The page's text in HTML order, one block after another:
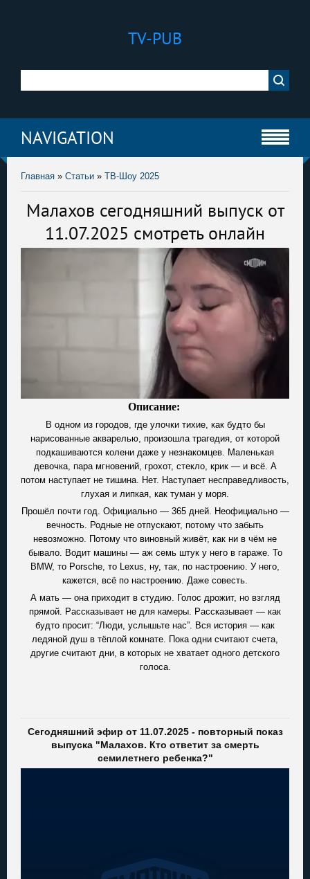
TV-PUB
NAVIGATION
Главная » Статьи » ТВ-Шоу 2025
Малахов сегодняшний выпуск от
11.07.2025 смотреть онлайн
Описание:
В одном из городов, где улочки тихие, как будто бы
нарисованные акварелью, произошла трагедия, от которой
подкашиваются колени даже у незнакомцев. Маленькая
девочка, пара мгновений, грохот, стекло, крик — и всё. А
потом наступает не тишина. Нет. Наступает несправедливость,
глухая и липкая, как туман у моря.
Прошёл почти год. Официально — 365 дней. Неофициально —
вечность. Родные не отпускают, потому что забыть
невозможно. Потому что виновный живёт, как ни в чём не
бывало. Водит машины — аж семь штук у него в гараже. То
BMW, то Porsche, то Lexus, ну, так, по настроению. У него,
кажется, всё по настроению. Даже совесть.
А мать — она приходит в студию. Голос дрожит, но взгляд
прямой. Рассказывает не для камеры. Рассказывает — как
будто просит: “Люди, услышьте нас”. Вся история — как
ледяной душ в тёплой комнате. Пока одни считают счета,
другие считают дни, в которых не хватает одного детского
голоса.
Сегодняшний эфир от 11.07.2025 - повторный показ
выпуска "Малахов. Кто ответит за смерть
семилетнего ребенка?"